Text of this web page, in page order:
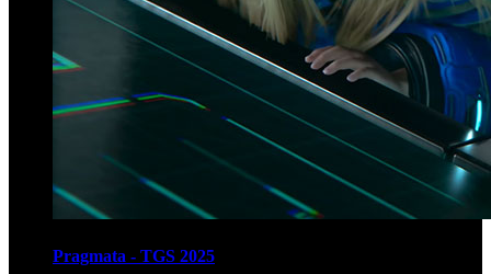
Pragmata - TGS 2025